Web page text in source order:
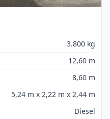
3.800 kg
12,60 m
8,60 m
5,24 m x 2,22 m x 2,44 m
Diesel